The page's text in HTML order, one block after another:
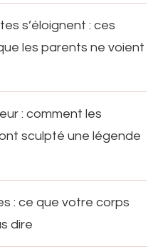
s’éloignent : ces
les parents ne voient
: comment les
sculpté une légende
: ce que votre corps
dire